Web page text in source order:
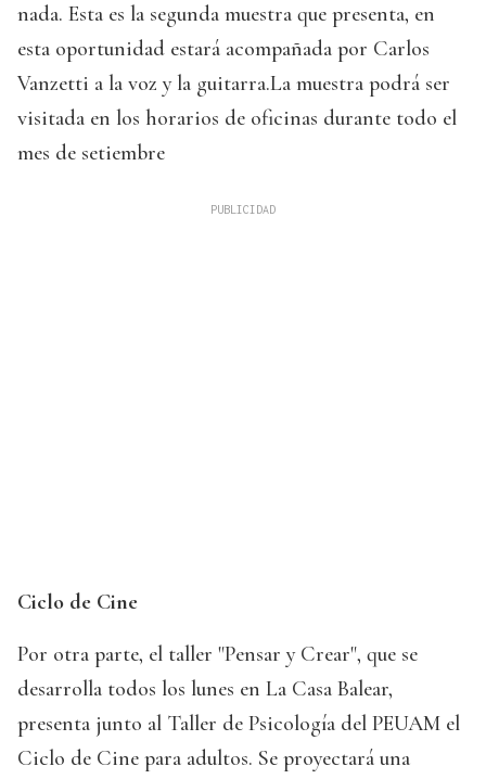
nada. Esta es la segunda muestra que presenta, en
esta oportunidad estará acompañada por Carlos
Vanzetti a la voz y la guitarra.La muestra podrá ser
visitada en los horarios de oficinas durante todo el
mes de setiembre
Ciclo de Cine
Por otra parte, el taller "Pensar y Crear", que se
desarrolla todos los lunes en La Casa Balear,
presenta junto al Taller de Psicología del PEUAM el
Ciclo de Cine para adultos. Se proyectará una